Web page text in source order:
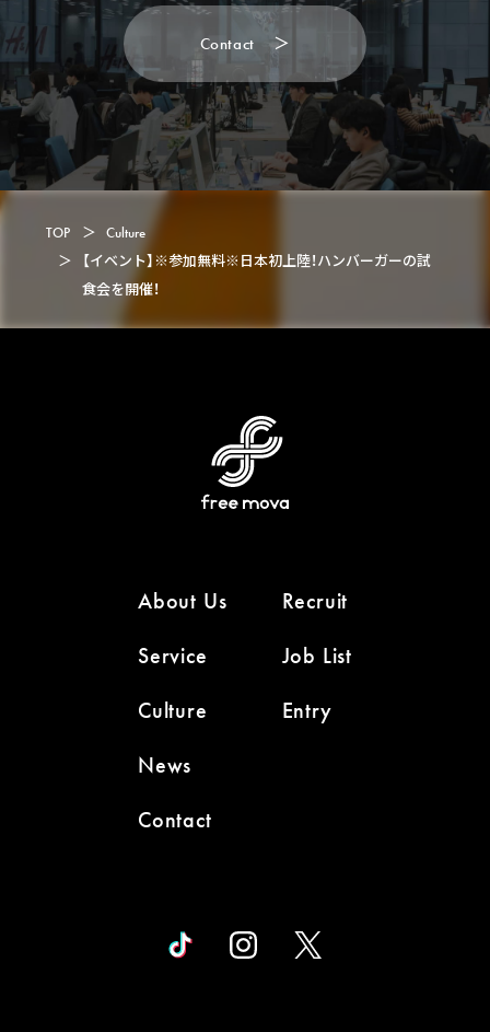
Contact
C
＞
TOP ＞ Culture
＞
【イベント】※参加無料※日本初上陸！ハンバーガーの試
食会を開催！
About Us
Service
Culture
News
Contact
Recruit
Job List
Entry